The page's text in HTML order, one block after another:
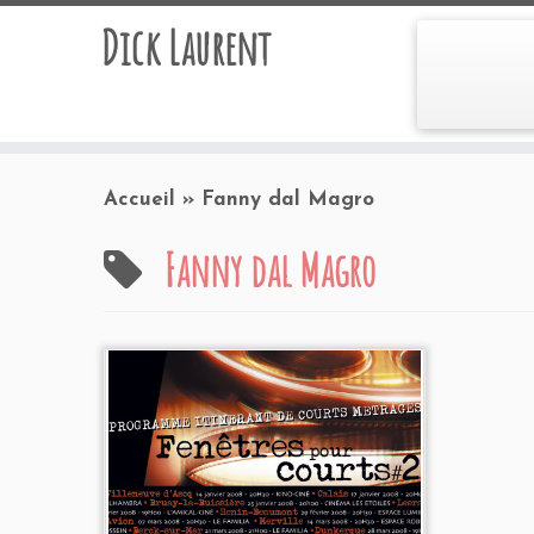
Dick Laurent
Accueil » Fanny dal Magro
Fanny dal Magro
Programmation 2008